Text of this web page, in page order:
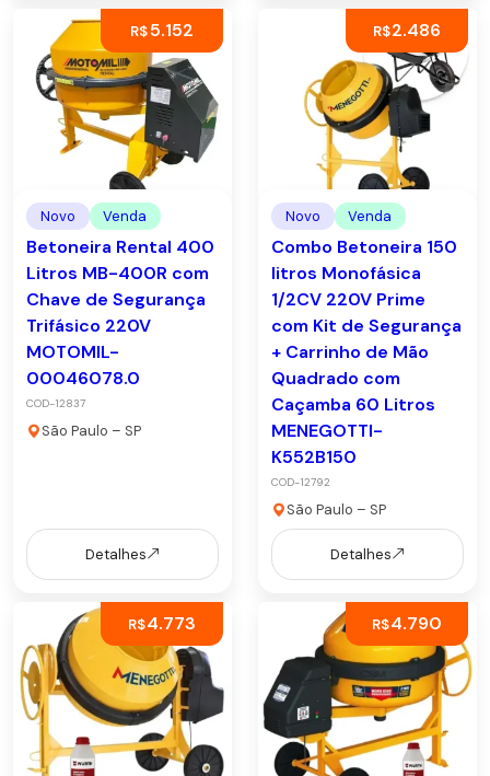
R$5.152
Novo Venda
Betoneira Rental 400
Litros MB-400R com
Chave de Segurança
Trifásico 220V
MOTOMIL-
00046078.0
COD-12837
São Paulo – SP
Detalhes
R$2.486
Novo Venda
Combo Betoneira 150
litros Monofásica
1/2CV 220V Prime
com Kit de Segurança
+ Carrinho de Mão
Quadrado com
Caçamba 60 Litros
MENEGOTTI-
K552B150
COD-12792
São Paulo – SP
Detalhes
R$4.773 R$4.790